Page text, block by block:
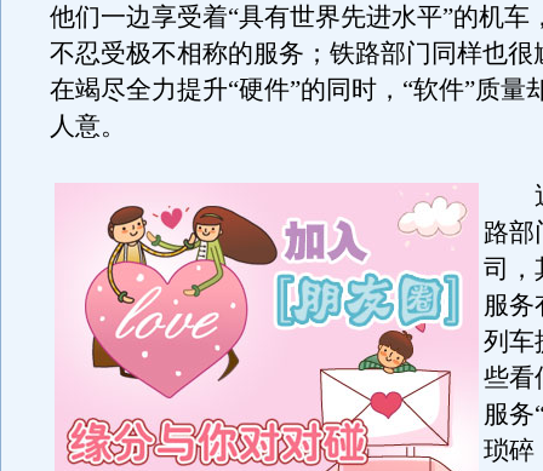
他们一边享受着“具有世界先进水平”的机车
不忍受极不相称的服务；铁路部门同样也
在竭尽全力提升“硬件”的同时，“软件”质量
人意。
近
路部
司，
服务
列车
些看
服务
琐碎